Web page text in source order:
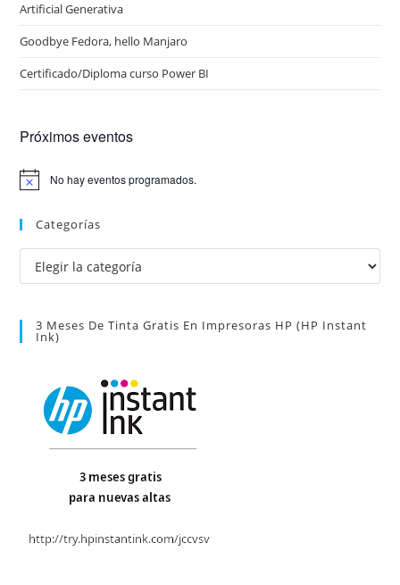
Artificial Generativa
Goodbye Fedora, hello Manjaro
Certificado/Diploma curso Power BI
Próximos eventos
A
s
No hay eventos programados.
Categorías
Categorías
3 Meses De Tinta Gratis En Impresoras HP (HP Instant
Ink)